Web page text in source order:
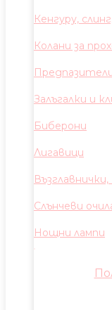
Кенгуру,
Колани за
Залъгалки и
Биберони
Лигавици
Слънчеви
Нощни лампи